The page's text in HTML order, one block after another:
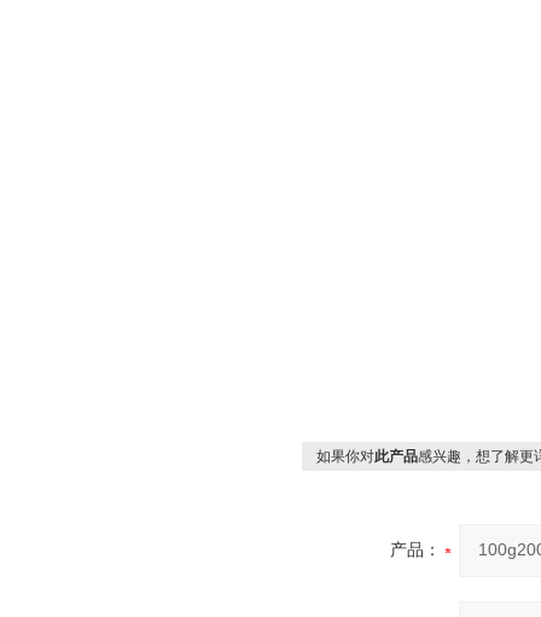
如果你对此产品感兴趣，想了解更
产品：